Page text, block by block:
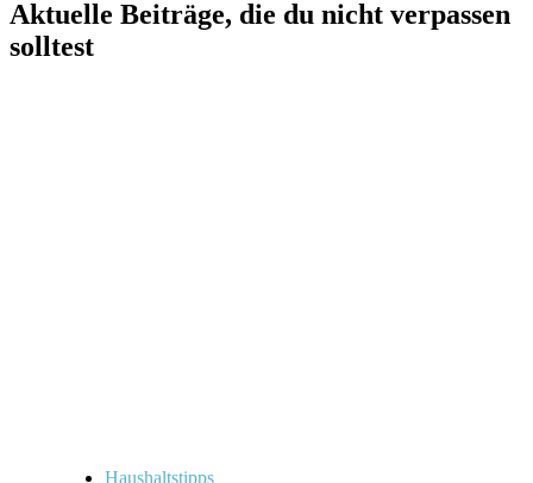
Aktuelle Beiträge, die du nicht verpassen
solltest
Haushaltstipps